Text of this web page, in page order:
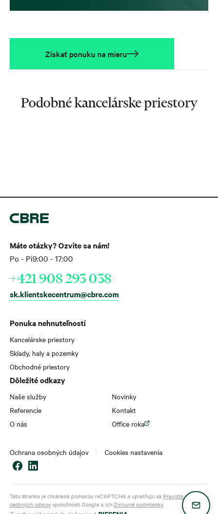
Získať ponuku na mieru
Podobné kancelárske priestory
Ponuka nehnuteľností
Kancelárske priestory
Sklady, haly a pozemky
Obchodné priestory
Dôležité odkazy
Naše služby
Referencie
O nás
Novinky
Kontakt
Office roka
Máte otázky? Ozvite sa nám!
Po - Pi9:00 - 17:00
+421 908 293 038
sk.klientskecentrum@cbre.com
Ochrana osobných údajov Cookies nastavenia
Táto stránka je chránená pomocou reCAPTCHA a uplatňujú sa Pravidlá ochrany
osobných údajovspoločnosti Google a ichZmluvné podmienky.